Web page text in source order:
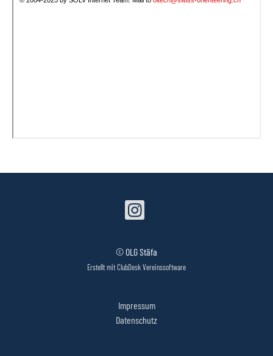
© OLG Stäfa
Erstellt mit ClubDesk Vereinssoftware
Impressum
Datenschutz